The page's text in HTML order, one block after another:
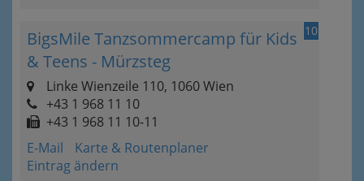
10
BigsMile Tanzsommercamp für Kids
& Teens - Mürzsteg
Linke Wienzeile 110, 1060 Wien
+43 1 968 11 10
+43 1 968 11 10-11
E-Mail
Karte & Routenplaner
Eintrag ändern